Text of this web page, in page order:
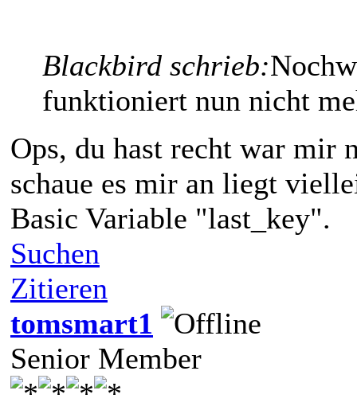
Blackbird schrieb:
funktioniert nun nicht
Ops, du hast recht war mir
schaue es mir an liegt
Basic Variable "last_key".
Suchen
Zitieren
tomsmart1
Senior Member